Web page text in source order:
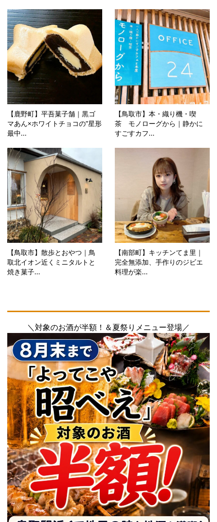
【鹿野町】平吾菓子舗｜黒ゴ
マあん×ホワイトチョコの”星形
最中...
【鳥取市】本・織り機・喫
茶 モノローグから｜静かに
すごすカフ...
【鳥取市】散歩とおやつ｜鳥
取北イオン近くミニタルトと
焼き菓子...
【南部町】キッチンてま里｜
完全無添加、手作りのジビエ
料理が楽...
＼対象のお酒が半額！＆夏祭りメニュー登場／